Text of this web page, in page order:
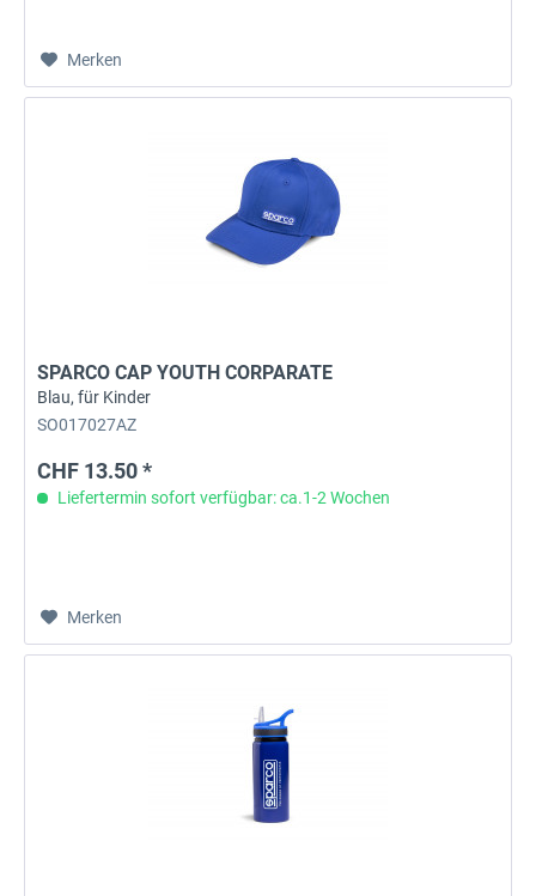
Merken
SPARCO CAP YOUTH CORPARATE
Blau, für Kinder
SO017027AZ
CHF 13.50 *
Liefertermin sofort verfügbar: ca.1-2 Wochen
Merken